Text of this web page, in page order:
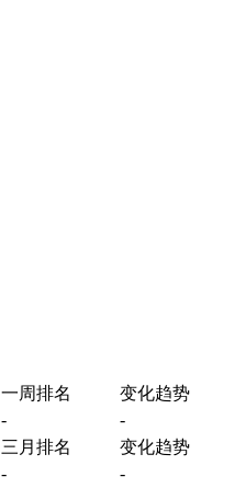
一周排名
变化趋势
-
-
三月排名
变化趋势
- -